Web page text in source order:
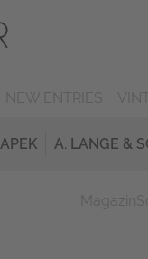
A. LANGE &